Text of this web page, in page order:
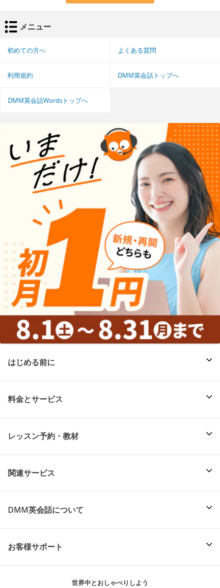
メニュー
初めての方へ よくある質問
利用規約 DMM英会話トップへ
DMM英会話Wordsトップへ
はじめる前に
料金とサービス
レッスン予約・教材
関連サービス
DMM英会話について
お客様サポート
世界中とおしゃべりしよう